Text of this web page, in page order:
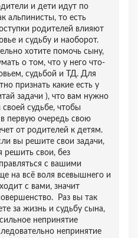
и дети идут по
альпинисты, то есть
родителей влияют
и судьбу и наоборот.
хотите помочь сыну,
о том, что у него что-
судьбой и ТД. Для
признать какие есть у
задачи ), что вам нужно
своей судьбе, чтобы
первую очередь свою
от родителей к детям.
вы решите свои задачи,
решить свои, без
с вашими
на всё воля всевышнего и
с вами, значит
Раз вы так
за жизнь и судьбу сына,
непринятие
непринятие